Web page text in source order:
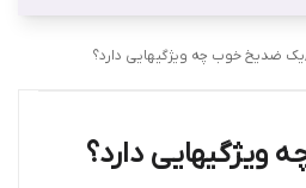
یک ضدیخ خوب چه ویژگیهایی دارد؟
دارد؟